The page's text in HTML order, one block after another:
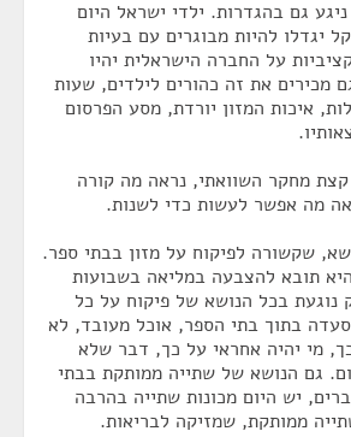
גם בהגדרות. ילדי ישראל היום
יגדלו להיות מבוגרים עם בעיות
על החברה הישראלית יהיו
מכירים את זה כהורים לילדים, שעות
איכות המזון יורדת, מסע הפרסום
מחקר השוואתי, נראה מה קורה
מה אפשר לעשות כדי לשנות.
שקשורה לפיקוח על מזון בבתי ספר.
תובא להצבעה במליאה בשבועות
נוגעת בכל הנושא של פיקוח על כל
בתוך בתי הספר, אוכל מעובד, לא
מי יהיה אחראי על כך, דבר שלא
גם הנושא של שתייה ממותקת בבתי
יש היום מכונות שתייה בהרבה
ממותקת, שמזיקה לבריאות.